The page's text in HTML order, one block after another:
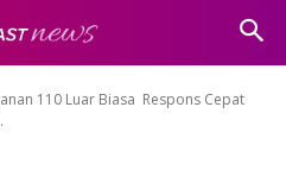
110 Luar Biasa Respons Cepat
Aduan Warga
Korban